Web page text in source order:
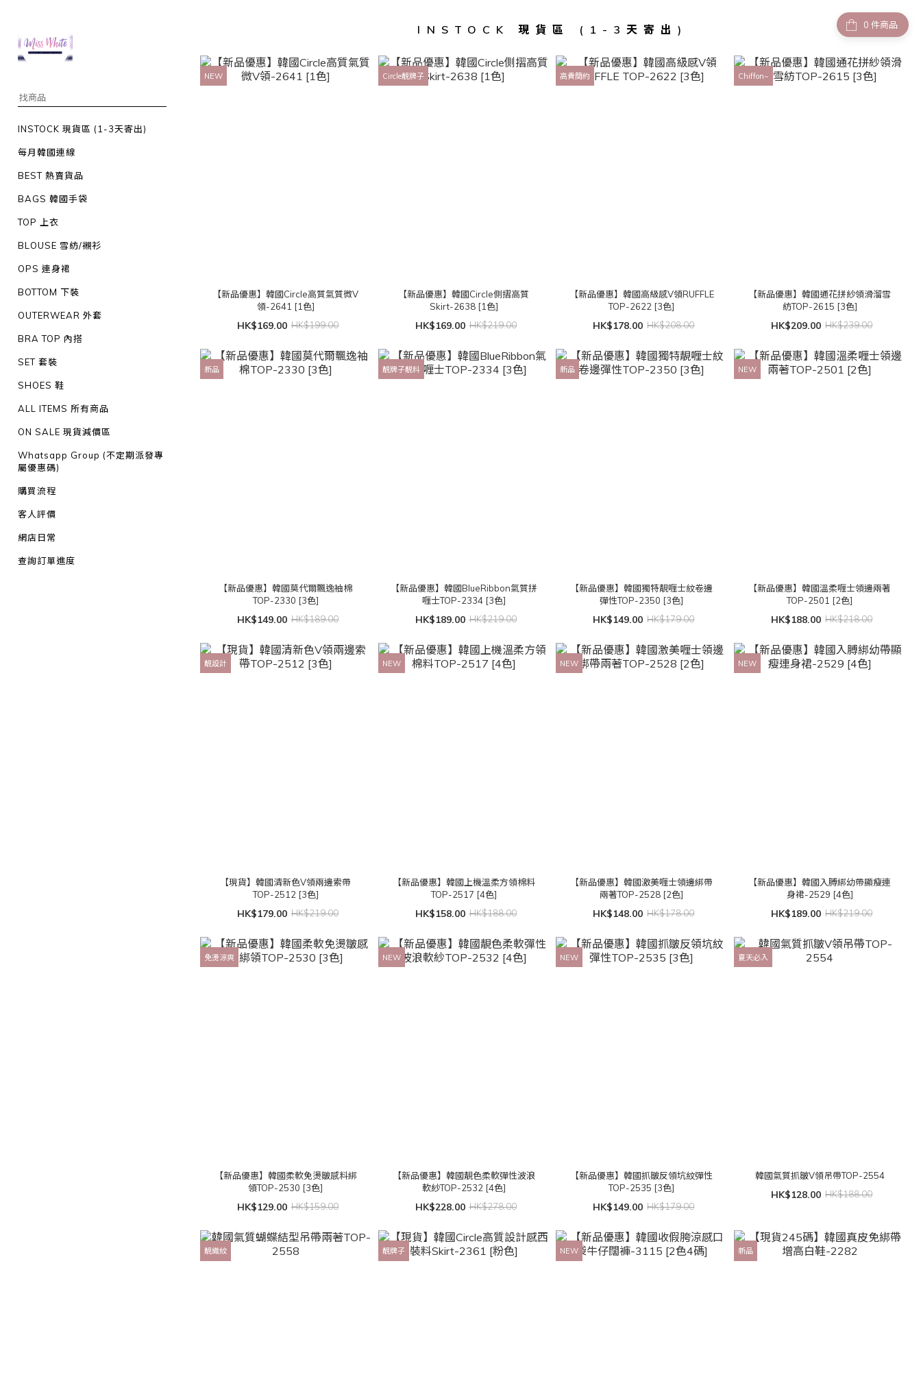
INSTOCK 現貨區 (1-3天寄出)
每月韓國連線
BEST 熱賣貨品
BAGS 韓國手袋
TOP 上衣
BLOUSE 雪紡/襯衫
OPS 連身裙
BOTTOM 下裝
OUTERWEAR 外套
BRA TOP 內搭
SET 套裝
SHOES 鞋
ALL ITEMS 所有商品
ON SALE 現貨減價區
Whatsapp Group (不定期派發專
屬優惠碼)
購買流程
客人評價
網店日常
查詢訂單進度
件商品
INSTOCK 現貨區 (1-3天寄出)
NEW
【新品優惠】韓國Circle高質氣質微V
領-2641 [1色]
HK$169.00 HK$199.00
Circle靚牌子
【新品優惠】韓國Circle側摺高質
Skirt-2638 [1色]
HK$169.00 HK$219.00
高貴簡約
【新品優惠】韓國高級感V領RUFFLE
TOP-2622 [3色]
HK$178.00 HK$208.00
Chiffon~
【新品優惠】韓國通花拼紗領滑溜雪
紡TOP-2615 [3色]
HK$209.00 HK$239.00
新品
【新品優惠】韓國莫代爾飄逸袖棉
TOP-2330 [3色]
HK$149.00 HK$189.00
靚牌子靚料
【新品優惠】韓國BlueRibbon氣質拼
喱士TOP-2334 [3色]
HK$189.00 HK$219.00
新品
【新品優惠】韓國獨特靚喱士紋卷邊
彈性TOP-2350 [3色]
HK$149.00 HK$179.00
NEW
【新品優惠】韓國溫柔喱士領邊兩著
TOP-2501 [2色]
HK$188.00 HK$218.00
靚設計
【現貨】韓國清新色V領兩邊索帶
TOP-2512 [3色]
HK$179.00 HK$219.00
NEW
【新品優惠】韓國上機溫柔方領棉料
TOP-2517 [4色]
HK$158.00 HK$188.00
NEW
【新品優惠】韓國激美喱士領邊綁帶
兩著TOP-2528 [2色]
HK$148.00 HK$178.00
NEW
【新品優惠】韓國入膊綁幼帶顯瘦連
身裙-2529 [4色]
HK$189.00 HK$219.00
免燙涼爽
【新品優惠】韓國柔軟免燙皺感料綁
領TOP-2530 [3色]
HK$129.00 HK$159.00
NEW
【新品優惠】韓國靚色柔軟彈性波浪
軟紗TOP-2532 [4色]
HK$228.00 HK$278.00
NEW
【新品優惠】韓國抓皺反領坑紋彈性
TOP-2535 [3色]
HK$149.00 HK$179.00
夏天必入
韓國氣質抓皺V領吊帶TOP-2554
HK$128.00 HK$188.00
靚織紋 靚牌子 NEW 新品